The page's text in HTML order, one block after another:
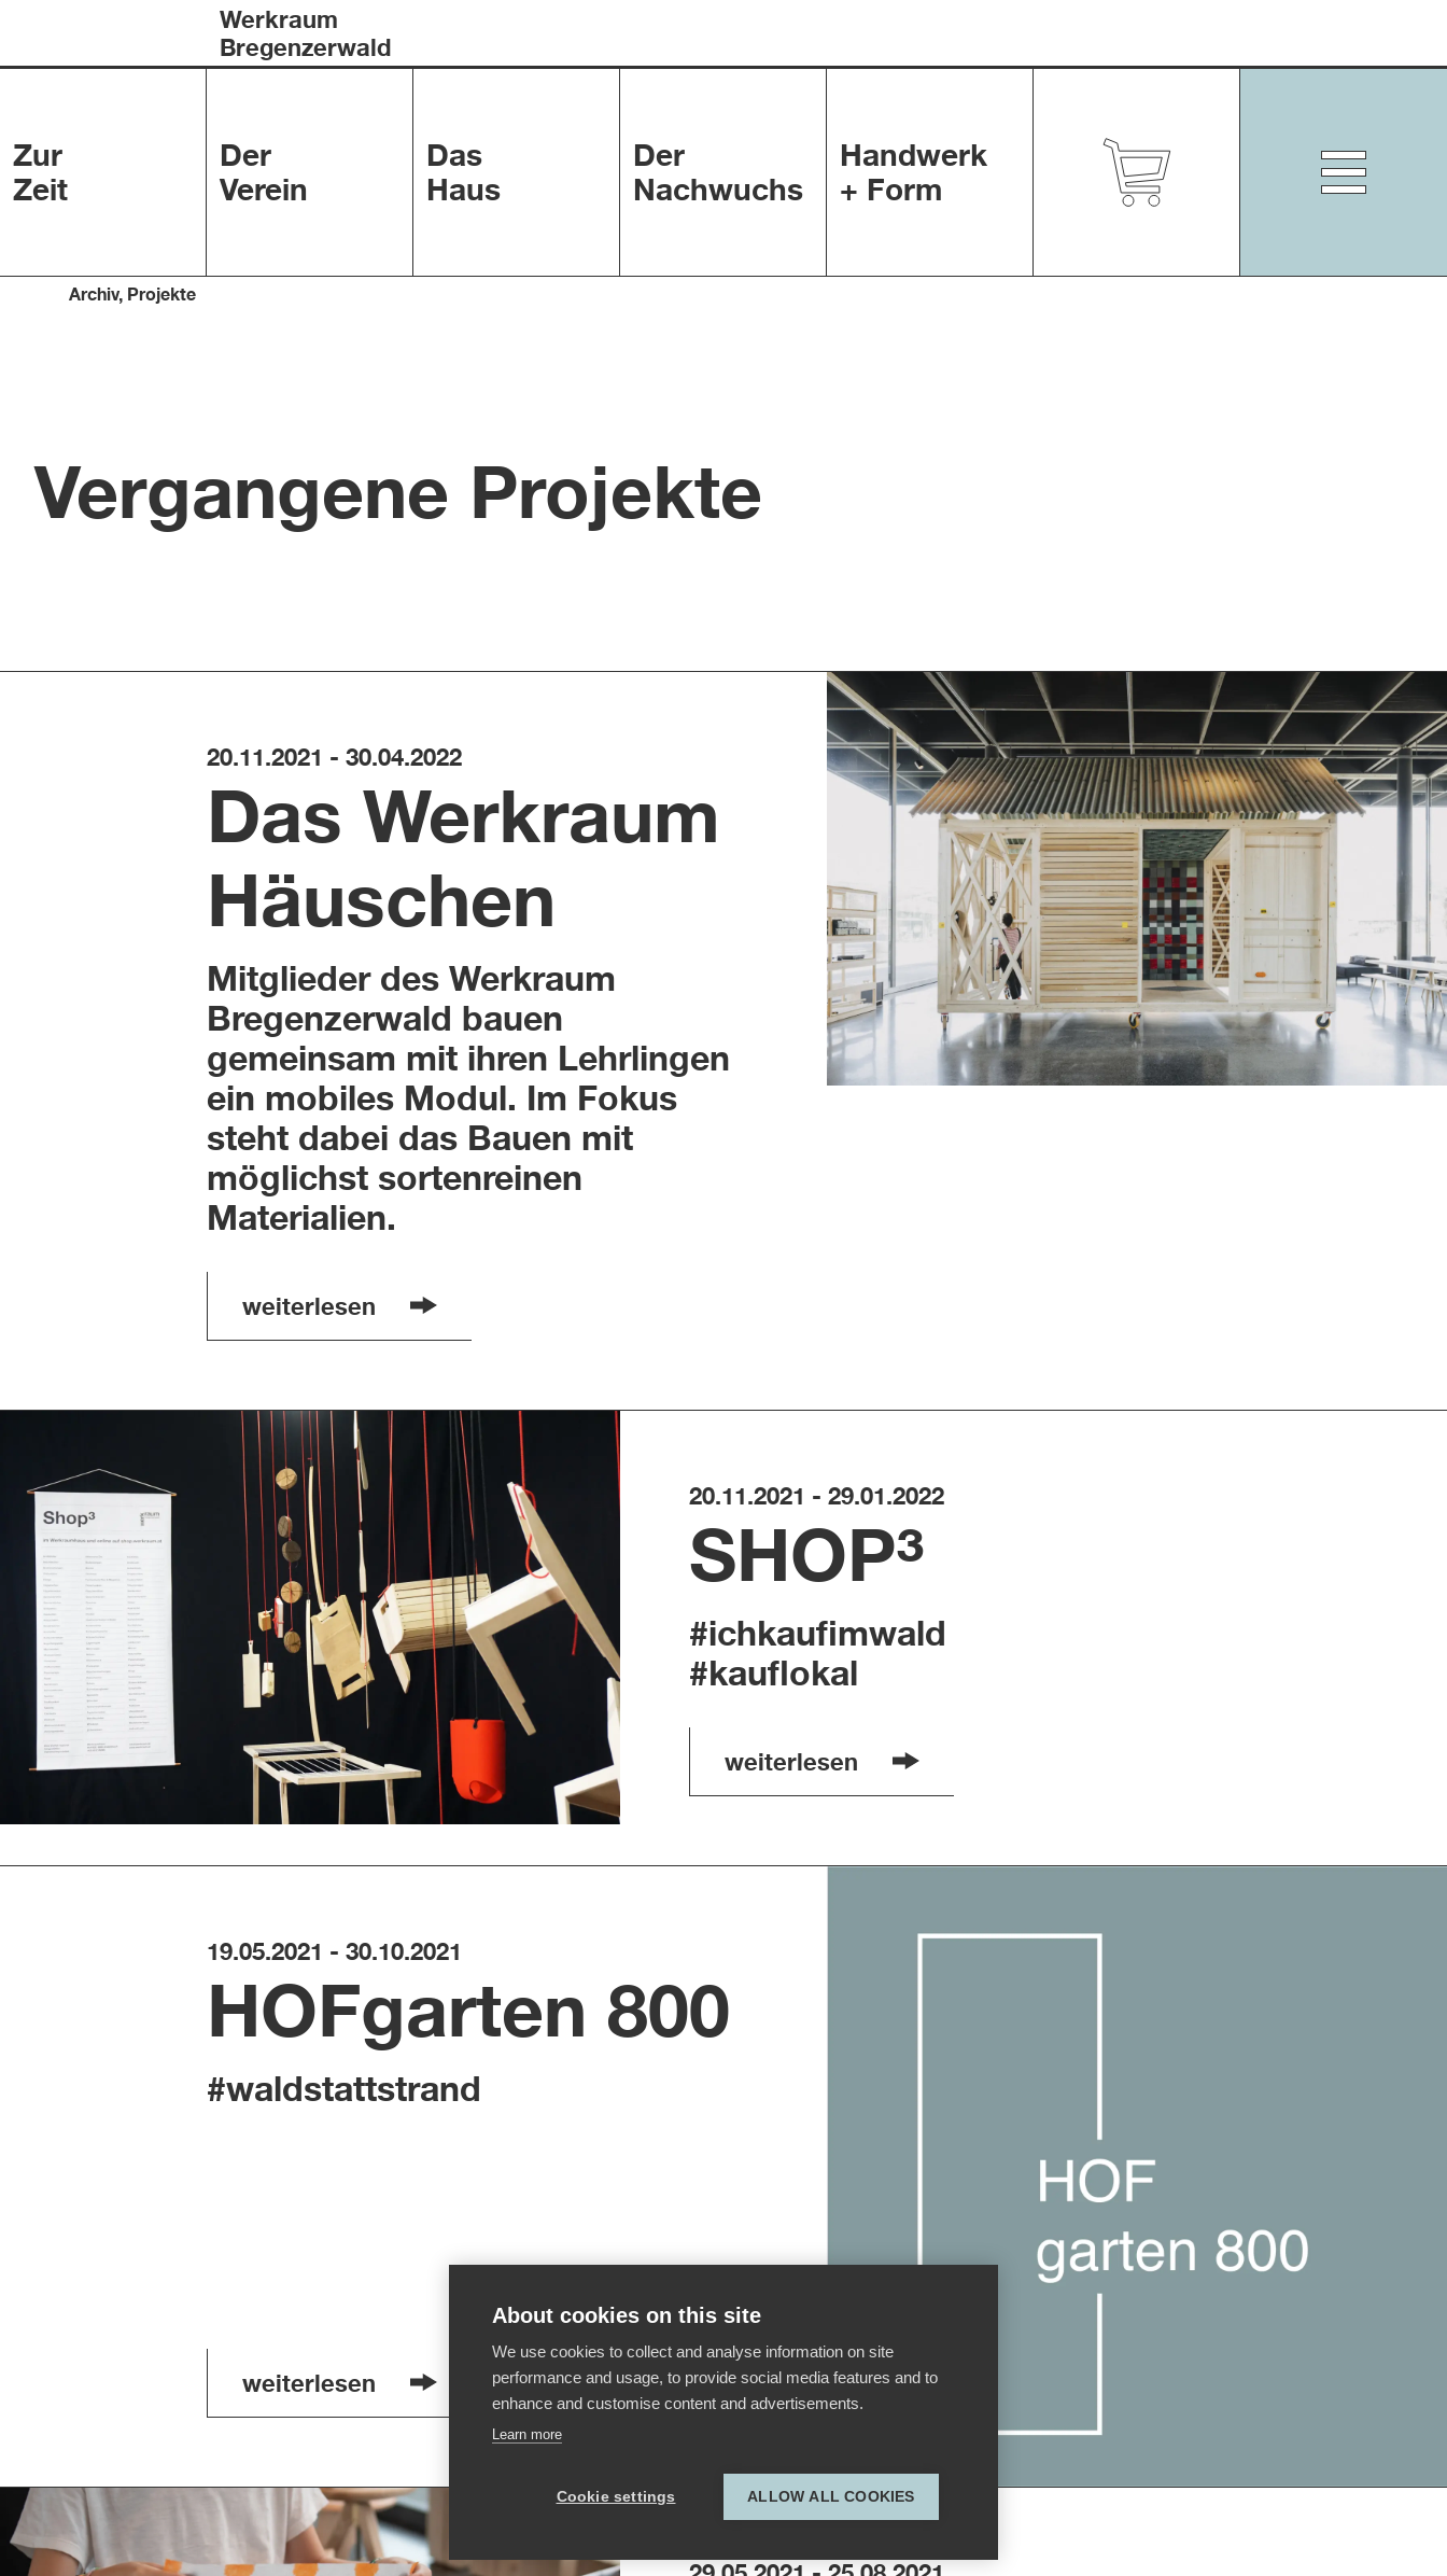
Werkraum
Bregenzerwald
Zur
Zeit
Der
Verein
Das
Haus
Der
Nachwuchs
Handwerk
+ Form
Zum
Shop
Archiv, Projekte
Vergangene Projekte
20.11.2021 - 30.04.2022
Das Werkraum
Häuschen
Mitglieder des Werkraum
Bregenzerwald bauen
gemeinsam mit ihren Lehrlingen
ein mobiles Modul. Im Fokus
steht dabei das Bauen mit
möglichst sortenreinen
Materialien.
weiterlesen
20.11.2021 - 29.01.2022
SHOP³
#ichkaufimwald
#kauflokal
weiterlesen
19.05.2021 - 30.10.2021
HOFgarten 800
#waldstattstrand
weiterlesen
About cookies on this site
We use cookies to collect and analyse information on site
performance and usage, to provide social media features and to
enhance and customise content and advertisements.
Learn more
Cookie settings ALLOW ALL COOKIES